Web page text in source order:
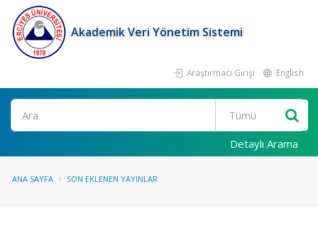
Akademik Veri Yönetim Sistemi
Araştırmacı Girişi English
Ara
Detaylı Arama
ANA SAYFA SON EKLENEN YAYINLAR